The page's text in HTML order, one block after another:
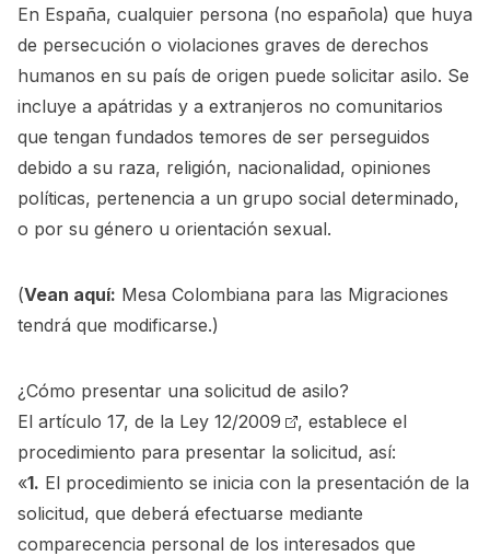
En España, cualquier persona (no española) que huya
de persecución o violaciones graves de derechos
humanos en su país de origen puede solicitar asilo. Se
incluye a apátridas y a extranjeros no comunitarios
que tengan fundados temores de ser perseguidos
debido a su raza, religión, nacionalidad, opiniones
políticas, pertenencia a un grupo social determinado,
o por su género u orientación sexual.
(Vean aquí: Mesa Colombiana para las Migraciones
tendrá que modificarse.)
¿Cómo presentar una solicitud de asilo?
El artículo 17, de la Ley 12/2009
, establece el
procedimiento para presentar la solicitud, así:
«1. El procedimiento se inicia con la presentación de la
solicitud, que deberá efectuarse mediante
comparecencia personal de los interesados que